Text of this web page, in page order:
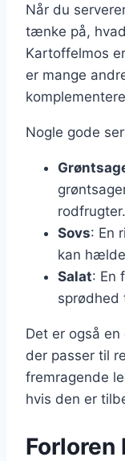
Når du
tænke på,
Kartoffelmos
er mange
Nogle gode
rodfrugter.
Sovs: En
kan
Salat: En
sprødhed
Det er også
der passer til
fremragende
hvis den er
Forloren